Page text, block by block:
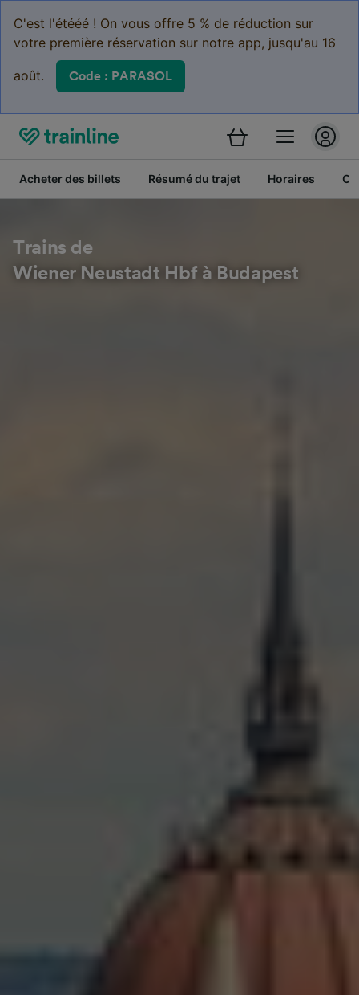
C'est l'étééé ! On vous offre 5 % de réduction sur
votre première réservation sur notre app, jusqu'au 16
août. Code : PARASOL
Acheter des billets Résumé du trajet Horaires
Trains de
Wiener Neustadt Hbf à Budapest